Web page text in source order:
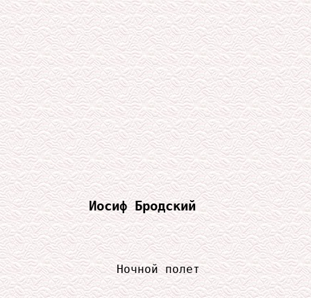
Иосиф Бродский
            Ночной полет